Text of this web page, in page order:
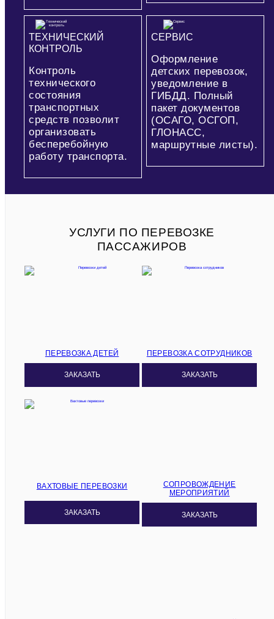
ТЕХНИЧЕСКИЙ
КОНТРОЛЬ
Контроль
технического
состояния
транспортных
средств позволит
организовать
бесперебойную
работу транспорта.
СЕРВИС
Оформление
детских перевозок,
уведомление в
ГИБДД. Полный
пакет документов
(ОСАГО, ОСГОП,
ГЛОНАСС,
маршрутные листы).
УСЛУГИ ПО ПЕРЕВОЗКЕ
ПАССАЖИРОВ
ПЕРЕВОЗКА ДЕТЕЙ
ЗАКАЗАТЬ
ПЕРЕВОЗКА СОТРУДНИКОВ
ЗАКАЗАТЬ
ВАХТОВЫЕ ПЕРЕВОЗКИ
ЗАКАЗАТЬ
СОПРОВОЖДЕНИЕ
МЕРОПРИЯТИЙ
ЗАКАЗАТЬ